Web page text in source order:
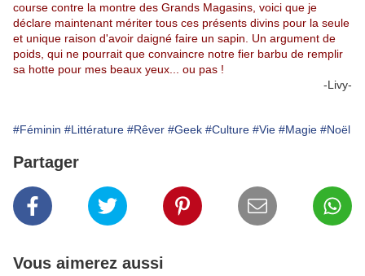
course contre la montre des Grands Magasins, voici que je
déclare maintenant mériter tous ces présents divins pour la seule
et unique raison d'avoir daigné faire un sapin. Un argument de
poids, qui ne pourrait que convaincre notre fier barbu de remplir
sa hotte pour mes beaux yeux... ou pas !
-Livy-
#Féminin #Littérature #Rêver #Geek #Culture #Vie #Magie #Noël
Partager
Vous aimerez aussi